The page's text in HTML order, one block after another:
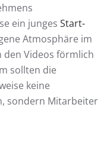
ein junges Start-
Atmosphäre im
den Videos förmlich
sollten die
keine
sondern Mitarbeiter